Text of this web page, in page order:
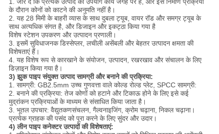
1. जोर दें कि प्रत्येक उत्पाद का उपयोग कार्य जगह पर है, और इसे निर्माण प्रक्रिया
के दौरान कोनों को काटने की अनुमति नहीं है।
2. यह 28 मिमी के बाहरी व्यास के साथ दुबला ट्यूब, वायर रॉड और समग्र ट्यूब के
साथ अत्यधिक संगत है, और डिजाइन और इकट्ठा किया गया है
विशेष स्टेशन उपकरण और उत्पादन प्रणाली।
3. इसमें सुविधाजनक डिस्सेप्लर, लचीली असेंबली और बेहतर उत्पादन क्षमता की
विशेषताएं हैं।
4. यह विशेष रूप से कारखाने के संयोजन, उत्पादन, रखरखाव और संचालन के लिए
डिज़ाइन किया गया है।
3) झुक पाइप संयुक्त उत्पाद सामग्री और बनाने की प्रक्रिया:
1. सामग्री: GB2.5mm उच्च गुणवत्ता वाले कोल्ड रोल्ड प्लेट, SPCC सामग्री:
2. बनाने की प्रक्रिया: तेज कोणों को हटाने और टिकाऊ होने के लिए इसे कई
मुद्रांकन प्रक्रियाओं के माध्यम से संसाधित किया जाता है।
3. भूतल उपचार: वैद्युतकणसंचलन, गैल्वनाइजिंग, क्रोम चढ़ाना, निकल चढ़ाना।
प्रत्येक ग्राहक की पसंद को पूरा करने के लिए सुंदर और उदार।
4) लीन पाइप कनेक्टर उत्पादों की विशेषताएं: